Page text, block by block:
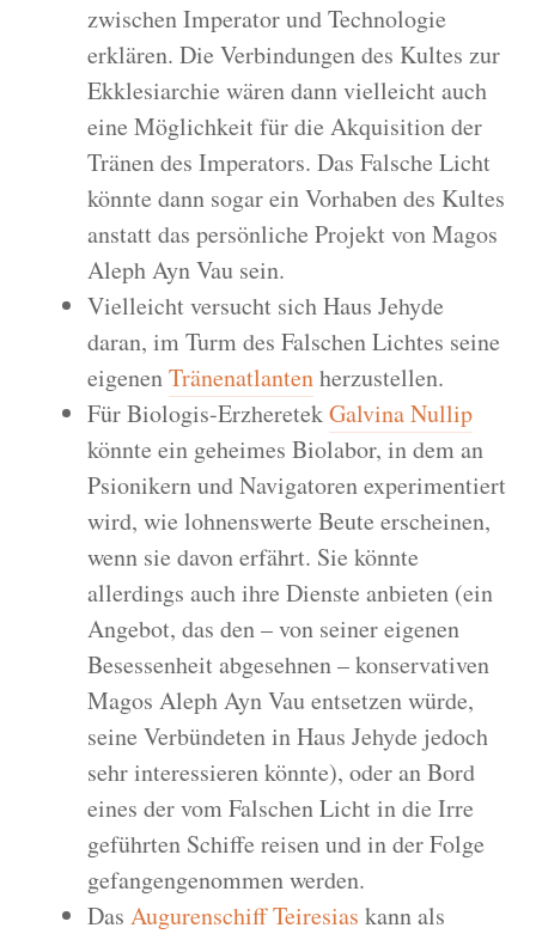
zwischen Imperator und Technologie
erklären. Die Verbindungen des Kultes zur
Ekklesiarchie wären dann vielleicht auch
eine Möglichkeit für die Akquisition der
Tränen des Imperators. Das Falsche Licht
könnte dann sogar ein Vorhaben des Kultes
anstatt das persönliche Projekt von Magos
Aleph Ayn Vau sein.
Vielleicht versucht sich Haus Jehyde
daran, im Turm des Falschen Lichtes seine
eigenenTränenatlantenherzustellen.
Für Biologis-ErzheretekGalvina Nullip
könnte ein geheimes Biolabor, in dem an
Psionikern und Navigatoren experimentiert
wird, wie lohnenswerte Beute erscheinen,
wenn sie davon erfährt. Sie könnte
allerdings auch ihre Dienste anbieten (ein
Angebot, das den – von seiner eigenen
Besessenheit abgesehnen – konservativen
Magos Aleph Ayn Vau entsetzen würde,
seine Verbündeten in Haus Jehyde jedoch
sehr interessieren könnte), oder an Bord
eines der vom Falschen Licht in die Irre
geführten Schiffe reisen und in der Folge
gefangengenommen werden.
Das Augurenschiff Teiresias kann als